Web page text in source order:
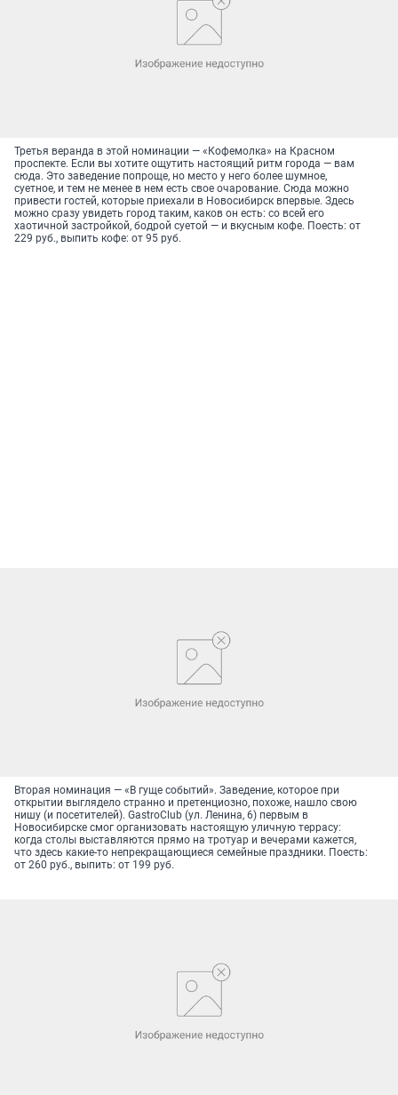
Третья веранда в этой номинации — «Кофемолка» на Красном
проспекте. Если вы хотите ощутить настоящий ритм города — вам
сюда. Это заведение попроще, но место у него более шумное,
суетное, и тем не менее в нем есть свое очарование. Сюда можно
привести гостей, которые приехали в Новосибирск впервые. Здесь
можно сразу увидеть город таким, каков он есть: со всей его
хаотичной застройкой, бодрой суетой — и вкусным кофе. Поесть: от
229 руб., выпить кофе: от 95 руб.
Вторая номинация — «В гуще событий». Заведение, которое при
открытии выглядело странно и претенциозно, похоже, нашло свою
нишу (и посетителей). GastroClub (ул. Ленина, 6) первым в
Новосибирске смог организовать настоящую уличную террасу:
когда столы выставляются прямо на тротуар и вечерами кажется,
что здесь какие-то непрекращающиеся семейные праздники. Поесть:
от 260 руб., выпить: от 199 руб.